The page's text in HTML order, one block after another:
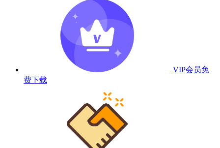
VIP会员免
费下载